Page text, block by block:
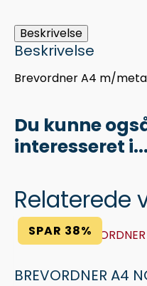
Beskrivelse
Beskrivelse
Brevordner A4 m/
Du kunne
interesseret i...
Relaterede
SPAR 38%
BREVORDNER A4